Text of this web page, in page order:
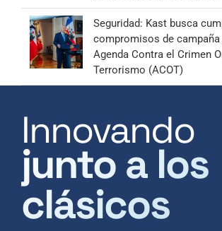
Seguridad: Kast busca
compromisos de campaña
Agenda Contra el Crimen
Terrorismo (ACOT)
Innovando
junto a los
clásicos